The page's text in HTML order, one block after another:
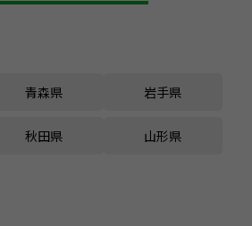
青森県 岩手県
秋田県 山形県